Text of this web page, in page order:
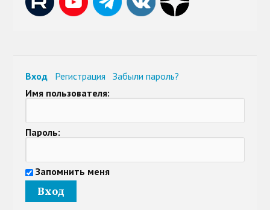
Вход Регистрация
Забыли пароль?
Имя пользователя:
Пароль:
Запомнить меня